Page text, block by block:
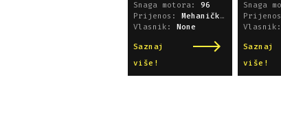
Snaga motora: 96
Prijenos:
Mehanički mjenjač
Vlasnik:
None
Saznaj
više!
Snaga
Saznaj
više!